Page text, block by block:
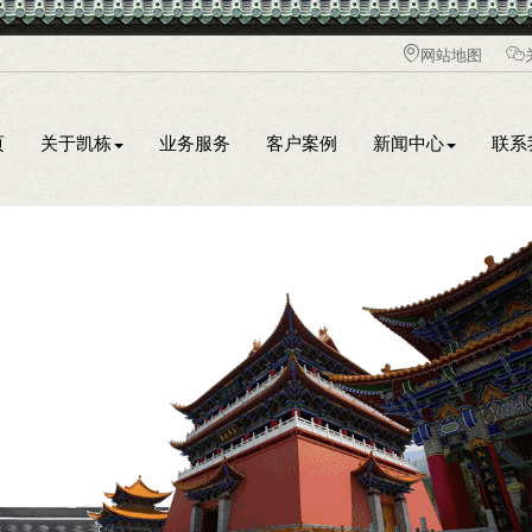
网站地图
关于凯栋 业务服务 客户案例 新闻中心 联系